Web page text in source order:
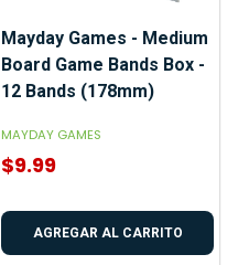
Mayday Games - Medium
Board Game Bands Box -
12 Bands (178mm)
MAYDAY GAMES
$9.99
AGREGAR AL CARRITO